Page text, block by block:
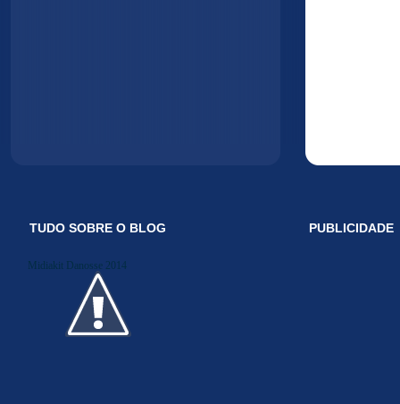
TUDO SOBRE O BLOG
Midiakit Danosse 2014
PUBLICIDADE